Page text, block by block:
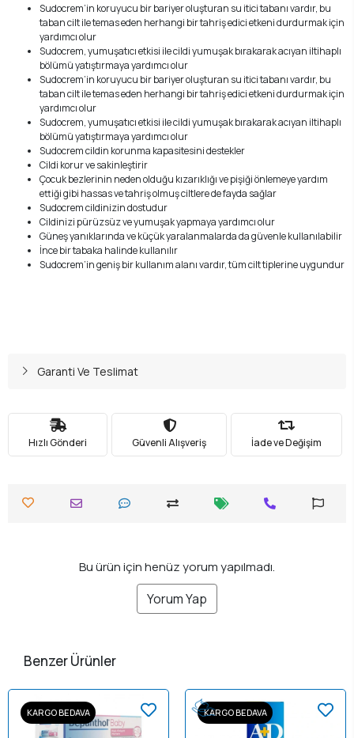
Sudocrem’in koruyucu bir bariyer oluşturan su itici tabanı vardır, bu
taban cilt ile temas eden herhangi bir tahriş edici etkeni durdurmak için
yardımcı olur
Sudocrem, yumuşatıcı etkisi ile cildi yumuşak bırakarak acıyan iltihaplı
bölümü yatıştırmaya yardımcı olur
Sudocrem’in koruyucu bir bariyer oluşturan su itici tabanı vardır, bu
taban cilt ile temas eden herhangi bir tahriş edici etkeni durdurmak için
yardımcı olur
Sudocrem, yumuşatıcı etkisi ile cildi yumuşak bırakarak acıyan iltihaplı
bölümü yatıştırmaya yardımcı olur
Sudocrem cildin korunma kapasitesini destekler
Cildi korur ve sakinleştirir
Çocuk bezlerinin neden olduğu kızarıklığı ve pişiği önlemeye yardım
ettiği gibi hassas ve tahriş olmuş ciltlere de fayda sağlar
Sudocrem cildinizin dostudur
Cildinizi pürüzsüz ve yumuşak yapmaya yardımcı olur
Güneş yanıklarında ve küçük yaralanmalarda da güvenle kullanılabilir
İnce bir tabaka halinde kullanılır
Sudocrem’in geniş bir kullanım alanı vardır, tüm cilt tiplerine uygundur
Garanti Ve Teslimat
Hızlı Gönderi Güvenli Alışveriş İade ve Değişim
Bu ürün için henüz yorum yapılmadı.
Yorum Yap
Benzer Ürünler
KARGO BEDAVA KARGO BEDAVA